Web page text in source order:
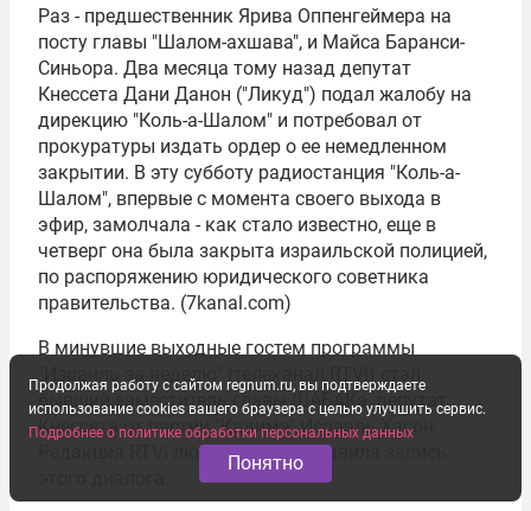
Раз - предшественник Ярива Оппенгеймера на
посту главы "Шалом-ахшава", и Майса Баранси-
Синьора. Два месяца тому назад депутат
Кнессета Дани Данон ("Ликуд") подал жалобу на
дирекцию "Коль-а-Шалом" и потребовал от
прокуратуры издать ордер о ее немедленном
закрытии. В эту субботу радиостанция "Коль-а-
Шалом", впервые с момента своего выхода в
эфир, замолчала - как стало известно, еще в
четверг она была закрыта израильской полицией,
по распоряжению юридического советника
правительства. (7kanal.com)
В минувшие выходные гостем программы
"Израиль за неделю" (телеканал
бывший заместитель главыШАБАКа, депутат
Кнессета от партии "Кадима" Исраэль Хасон.
Редакция RTVi любезно предоставила запись
Продолжая работу с сайтом regnum.ru, вы подтверждаете
использование cookies вашего браузера с целью улучшить сервис.
Подробнее о политике обработки персональных данных
Понятно